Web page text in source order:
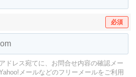
必須
ドレス宛てに、お問合せ内容の確認メー
メールなどのフリーメールをご利用